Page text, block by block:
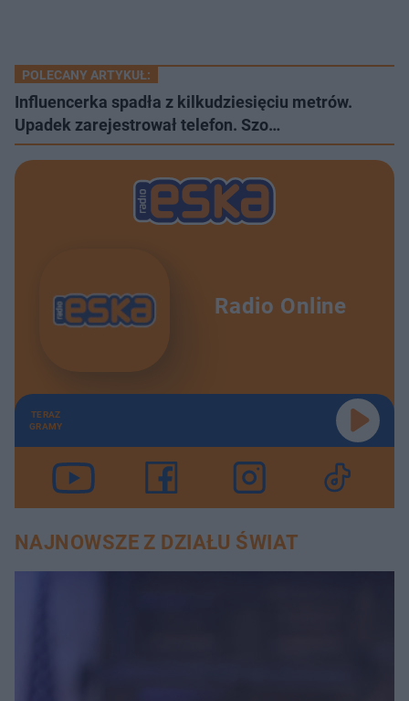
POLECANY ARTYKUŁ:
Influencerka spadła z kilkudziesięciu metrów.
Upadek zarejestrował telefon. Szo…
Radio Online
TERAZ
GRAMY
NAJNOWSZE Z DZIAŁU ŚWIAT